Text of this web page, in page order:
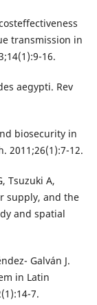
transmission in
16.
aegypti. Rev
biosecurity in
2011;26(1):7-12.
Tsuzuki A,
supply, and the
and spatial
Galván J.
in Latin
7.